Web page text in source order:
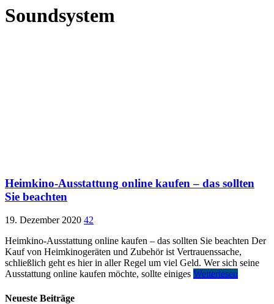
Soundsystem
Heimkino-Ausstattung online kaufen – das sollten
Sie beachten
19. Dezember 2020 42
Heimkino-Ausstattung online kaufen – das sollten Sie beachten Der
Kauf von Heimkinogeräten und Zubehör ist Vertrauenssache,
schließlich geht es hier in aller Regel um viel Geld. Wer sich seine
Ausstattung online kaufen möchte, sollte einiges Weiterlesen
Neueste Beiträge